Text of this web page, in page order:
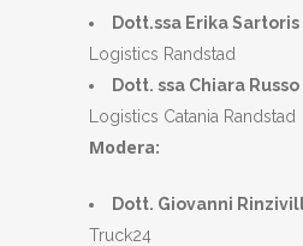
Dott.ssa Erika Sartoris
Logistics Randstad
Dott. ssa Chiara Russo
Logistics Catania Randstad
Modera:
Dott. Giovanni
Truck24